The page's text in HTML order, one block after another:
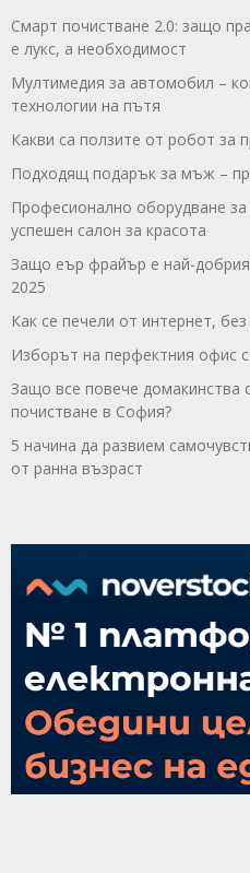
Смарт почистване 2.0: защо
е лукс, а необходимост
Мултимедия за автомобил –
технологии на пътя
Какви са ползите от робот за
Подходящ подарък за мъж –
Професионално оборудване
успешен салон за красота
Защо еър фрайър е най-
2025
Как се печели от интернет,
Изборът на перфектния офис
Защо все повече домакинства
почистване в София?
5 начина да развием
от ранна възраст